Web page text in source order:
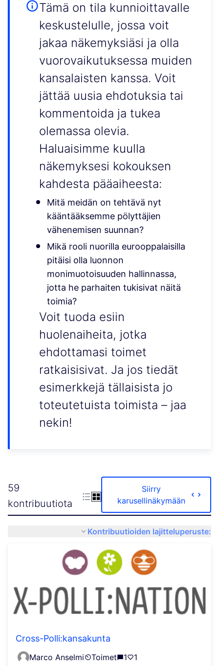
Tämä on tila kunnioittavalle
keskustelulle, jossa voit
jakaa näkemyksiäsi ja olla
vuorovaikutuksessa muiden
kansalaisten kanssa. Voit
jättää uusia ehdotuksia tai
kommentoida ja tukea
olemassa olevia.
Haluaisimme kuulla
näkemyksesi kokouksen
kahdesta pääaiheesta:
Mitä meidän on tehtävä nyt
kääntääksemme pölyttäjien
vähenemisen suunnan?
Mikä rooli nuorilla eurooppalaisilla
pitäisi olla luonnon
monimuotoisuuden hallinnassa,
jotta he parhaiten tukisivat näitä
toimia?
Voit tuoda esiin
huolenaiheita, jotka
ehdottamasi toimet
ratkaisisivat. Ja jos tiedät
esimerkkejä tällaisista jo
toteutetuista toimista – jaa
nekin!
59
kontribuutiota
Siirry
karusellinäkymään
Kontribuutioiden lajitteluperuste:
Cross-Polli:kansakunta
Marco Anselmi Toimet 1 1